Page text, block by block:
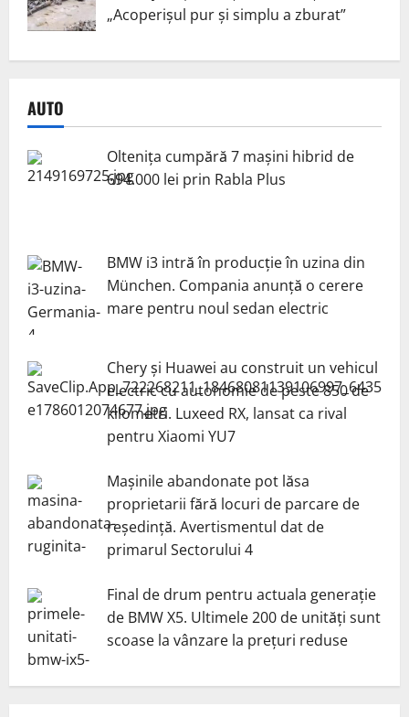
„Acoperișul pur și simplu a zburat”
AUTO
Oltenița cumpără 7 mașini hibrid de
694.000 lei prin Rabla Plus
BMW i3 intră în producție în uzina din
München. Compania anunță o cerere
mare pentru noul sedan electric
Chery și Huawei au construit un vehicul
electric cu autonomie de peste 850 de
kilometri. Luxeed RX, lansat ca rival
pentru Xiaomi YU7
Mașinile abandonate pot lăsa
proprietarii fără locuri de parcare de
reședință. Avertismentul dat de
primarul Sectorului 4
Final de drum pentru actuala generație
de BMW X5. Ultimele 200 de unități sunt
scoase la vânzare la prețuri reduse